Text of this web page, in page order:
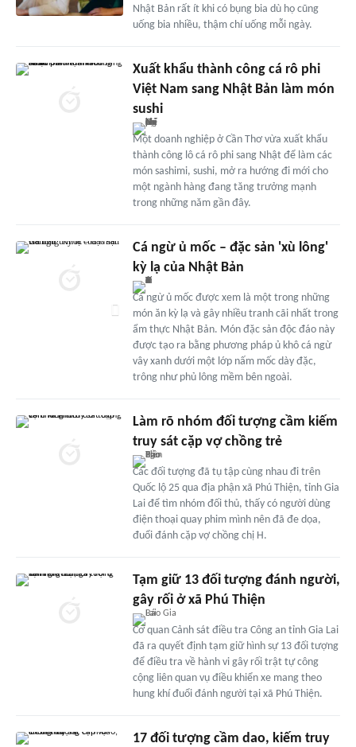
Nhật Bản rất ít khi có bụng bia dù họ cũng
uống bia nhiều, thậm chí uống mỗi ngày.
Xuất khẩu thành công cá rô phi
Việt Nam sang Nhật Bản làm món
sushi
Một doanh nghiệp ở Cần Thơ vừa xuất khẩu
thành công lô cá rô phi sang Nhật để làm các
món sashimi, sushi, mở ra hướng đi mới cho
một ngành hàng đang tăng trưởng mạnh
trong những năm gần đây.
Cá ngừ ủ mốc – đặc sản 'xù lông'
kỳ lạ của Nhật Bản
Cá ngừ ủ mốc được xem là một trong những
món ăn kỳ lạ và gây nhiều tranh cãi nhất trong
ẩm thực Nhật Bản. Món đặc sản độc đáo này
được tạo ra bằng phương pháp ủ khô cá ngừ
vây xanh dưới một lớp nấm mốc dày đặc,
trông như phủ lông mềm bên ngoài.
Làm rõ nhóm đối tượng cầm kiếm
truy sát cặp vợ chồng trẻ
Các đối tượng đã tụ tập cùng nhau đi trên
Quốc lộ 25 qua địa phận xã Phú Thiện, tỉnh Gia
Lai để tìm nhóm đối thủ, thấy có người dùng
điện thoại quay phim mình nên đã đe dọa,
đuổi đánh cặp vợ chồng chị H.
Tạm giữ 13 đối tượng đánh người,
gây rối ở xã Phú Thiện
Cơ quan Cảnh sát điều tra Công an tỉnh Gia Lai
đã ra quyết định tạm giữ hình sự 13 đối tượng
để điều tra về hành vi gây rối trật tự công
cộng liên quan vụ điều khiển xe mang theo
hung khí đuổi đánh người tại xã Phú Thiện.
17 đối tượng cầm dao, kiếm truy